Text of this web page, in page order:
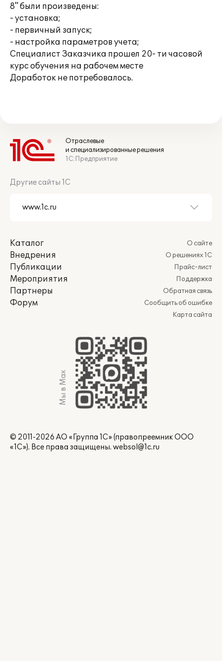
8" были произведены:
- установка;
- первичный запуск;
- настройка параметров учета;
Специалист Заказчика прошел 20- ти часовой
курс обучения на рабочем месте
Доработок не потребовалось.
Отраслевые
и специализированные решения
1С:Предприятие
Другие сайты 1С
Каталог
Внедрения
Публикации
Мероприятия
Партнеры
Форум
О сайте
О решениях 1С
Прайс-лист
Поддержка
Обратная связь
Сообщить об ошибке
Карта сайта
Мы в Max
© 2011-2026 АО «Группа 1С» (правопреемник ООО
«1С»). Все права защищены. websol@1c.ru